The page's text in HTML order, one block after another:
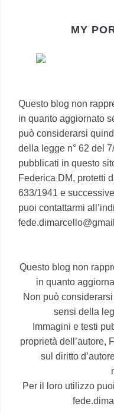
MY
Questo blog non
in quanto aggiornato
può considerarsi
della legge n° 62 del
pubblicati in questo
Federica DM, protetti
633/1941 e
puoi contattarmi
Questo blog non
in quanto
Non può
sensi della
Immagini e testi
proprietà dell’autore,
sul diritto
Per il loro utilizzo